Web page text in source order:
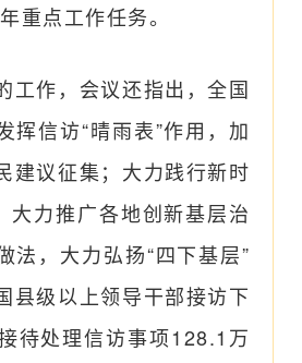
重点工作任务。
工作，会议还指出，全国
挥信访“晴雨表”作用，加
建议征集；大力践行新时
大力推广各地创新基层治
法，大力弘扬“四下基层”
县级以上领导干部接访下
待处理信访事项128.1万